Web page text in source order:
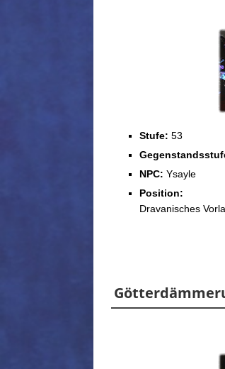
Stufe: 53
NPC: Ysayle
Position:
Dravanisches